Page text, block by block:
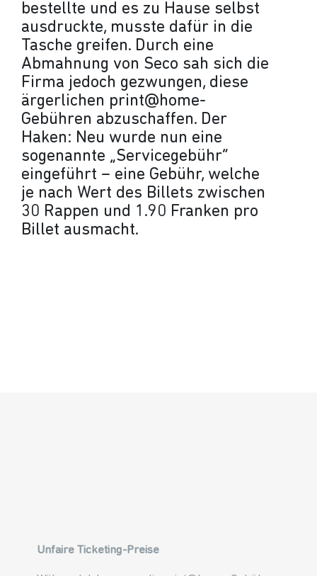
bestellte und es zu Hause selbst
ausdruckte, musste dafür in die
Tasche greifen. Durch eine
Abmahnung von Seco sah sich die
Firma jedoch gezwungen, diese
ärgerlichen print@home-
Gebühren abzuschaffen. Der
Haken: Neu wurde nun eine
sogenannte „Servicegebühr“
eingeführt – eine Gebühr, welche
je nach Wert des Billets zwischen
30 Rappen und 1.90 Franken pro
Billet ausmacht.
Unfaire Ticketing-Preise